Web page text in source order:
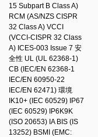
15 Subpart B Class A)
RCM (AS/NZS CISPR
32 Class A) VCCI
(VCCI-CISPR 32 Class
A) ICES-003 Issue 7 安
全性 UL (UL 62368-1)
CB (IEC/EN 62368-1
IEC/EN 60950-22
IEC/EN 62471) 環境
IK10+ (IEC 60529) IP67
(IEC 60529) IP6K9K
(ISO 20653) IA BIS (IS
13252) BSMI (EMC: